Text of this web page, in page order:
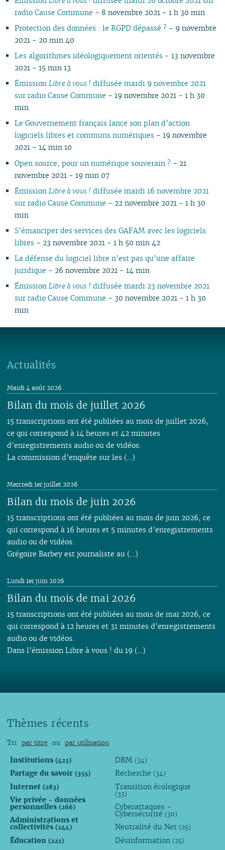
01 01 01 01
02
01
02
01
02
01
02
01
03
02
01
03
02
02 03
03
02
01
radio Cause Commune - 8 novembre 2021 - 1 h 30 min
Protection des données : le RGPD dépassé ? - 9 novembre
2021 - 20 min 40
Les algorithmes idéologiquement orientés- 13 novembre
2021 - 15 min 13
Émission Libre à vous ! diffusée mardi 9 novembre 2021
sur radio Cause Commune - 19 novembre 2021 - 1 h 30
min
Le Gouvernement français lance son plan d’action
logiciels libres et communs numériques- 19 novembre
2021 - 14 min 10
Open source, pour un numérique souverain ? - 21
novembre 2021 - 19 min 07
Émission Libre à vous ! diffusée mardi 16 novembre 2021
sur radio Cause Commune - 22 novembre 2021 - 1 h 30
min
S’émanciper des services des GAFAM avec les logiciels
libres- 23 novembre 2021 - 1 h 50 min 42
La défense du logiciel libre n’est pas qu’une affaire
juridique - 26 novembre 2021 - 14 min
Émission Libre à vous ! diffusée mardi 23 novembre 2021
sur radio Cause Commune - 30 novembre 2021 - 1 h 30
min
Actualités
Bilan du mois de juillet 2026
Mardi 4 août 2026
15 transcriptions ont été publiées au mois de juillet 2026,
ce qui correspond à 14 heures et 42 minutes
d’enregistrements audio ou de vidéos.
La commission d’enquête sur les (…)
Bilan du mois de juin 2026
Mercredi 1er juillet 2026
15 transcriptions ont été publiées au mois de juin 2026, ce
qui correspond à 16 heures et 5 minutes d’enregistrements
audio ou de vidéos.
Grégoire Barbey est journaliste au (…)
Bilan du mois de mai 2026
Lundi 1er juin 2026
15 transcriptions ont été publiées au mois de mai 2026, ce
qui correspond à 12 heures et 31 minutes d’enregistrements
audio ou de vidéos.
Dans l’émission Libre à vous ! du 19 (…)
Thèmes récents
Tri par titre ou par utilisation
Institutions (423)
Partage du savoir (355)
Internet (283)
Vie privée - données
personnelles (266)
Administrations et
collectivités (244)
Éducation (222)
DRM (34)
Recherche (34)
Transition écologique
(33)
Cyberattaques -
Cybersécurité (30)
Neutralité du Net (25)
Désinformation (25)